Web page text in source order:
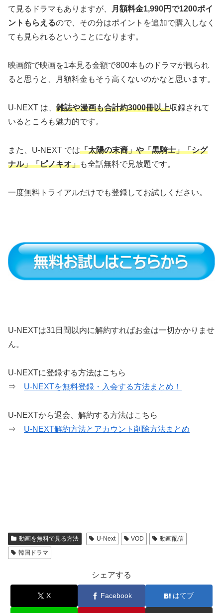
て見るドラマもありますが、
月額料金1,990円で1200ポイ
ントもらえるので、その分はポイントを追加で購入しなく
ても見られるということになります。
映画館で映画を1本見る金額で800本ものドラマが観られ
ると思うと、月額料金もそう高くないのかなと思います。
U-NEXT は、 雑誌や漫画も合計約3000冊以上収録されて
いるところも魅力的です。
また、U-NEXT では「太陽の末裔」や「黒騎士」「シグ
ナル」「ピノキオ」も全話無料で見放題です。
一度無料トライアルだけでも登録してお試しください。
U-NEXTは31日間以内に解約すればお金は一切かかりませ
ん。
U-NEXTに登録する方法はこちら
⇒ U-NEXTを無料登録・入会する方法まとめ！
U-NEXTから退会、解約する方法はこちら
⇒ U-NEXT解約方法とアカウント削除方法まとめ
動画を無料で見る方法 U-Next VOD
動画配信
韓国ドラマ
シェアする
X Facebook はてブ